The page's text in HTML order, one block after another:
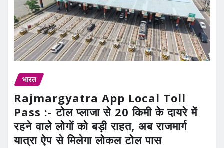
भारत
Rajmargyatra App Local Toll
Pass :- टोल प्लाजा से 20 किमी के दायरे में
रहने वाले लोगों को बड़ी राहत, अब राजमार्ग
यात्रा ऐप से मिलेगा लोकल टोल पास